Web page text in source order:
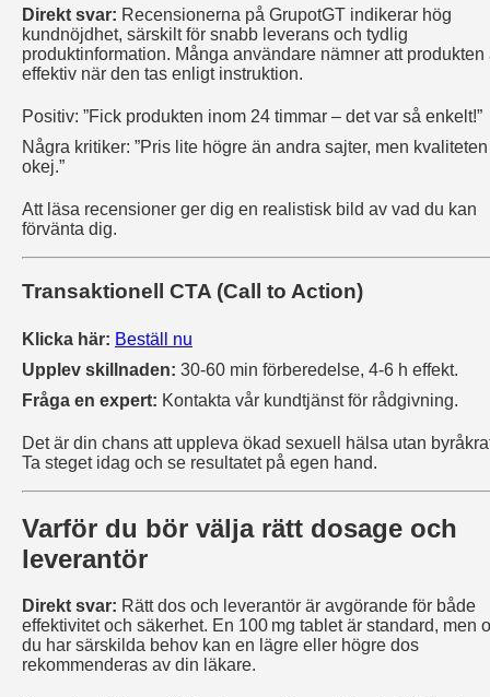
Direkt svar: Recensionerna på GrupotGT indikerar hög
kundnöjdhet, särskilt för snabb leverans och tydlig
produktinformation. Många användare nämner att produkten
effektiv när den tas enligt instruktion.
Positiv: ”Fick produkten inom 24 timmar – det var så enkelt!”
Några kritiker: ”Pris lite högre än andra sajter, men
okej.”
Att läsa recensioner ger dig en realistisk bild av vad du kan
förvänta dig.
Transaktionell CTA (Call to Action)
Klicka här: Beställ nu
Upplev skillnaden: 30‑60 min förberedelse, 4‑6 h effekt.
Fråga en expert: Kontakta vår kundtjänst för rådgivning.
Det är din chans att uppleva ökad sexuell hälsa utan
Ta steget idag och se resultatet på egen hand.
Varför du bör välja rätt dosage och
leverantör
Direkt svar: Rätt dos och leverantör är avgörande för både
effektivitet och säkerhet. En 100 mg tablet är standard, men
du har särskilda behov kan en lägre eller högre dos
rekommenderas av din läkare.